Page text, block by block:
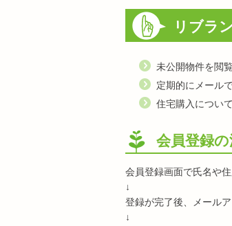
リブラ
未公開物件を閲
定期的にメール
住宅購入につい
会員登録
会員登録画面で氏名や
↓
登録が完了後、メール
↓